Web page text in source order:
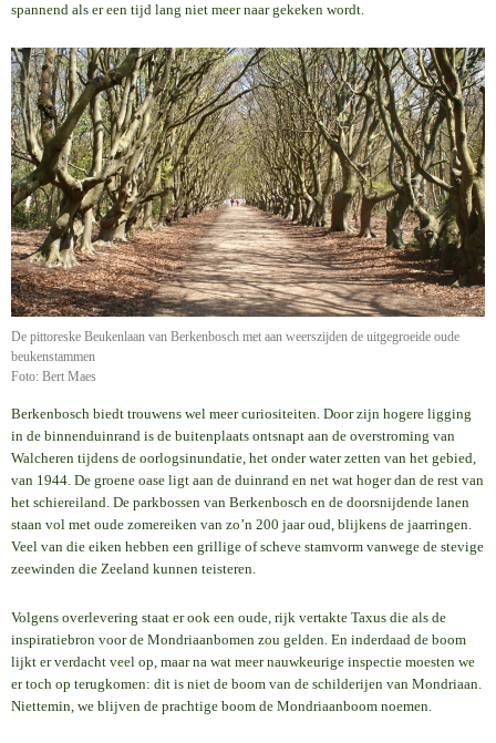
spannend als er een tijd lang niet meer naar gekeken wordt.
De pittoreske Beukenlaan van Berkenbosch met aan weerszijden de uitgegroeide oude
beukenstammen
Foto: Bert Maes
Berkenbosch biedt trouwens wel meer curiositeiten. Door zijn hogere ligging
in de binnenduinrand is de buitenplaats ontsnapt aan de overstroming van
Walcheren tijdens de oorlogsinundatie, het onder water zetten van het gebied,
van 1944. De groene oase ligt aan de duinrand en net wat hoger dan de rest van
het schiereiland. De parkbossen van Berkenbosch en de doorsnijdende lanen
staan vol met oude zomereiken van zo’n 200 jaar oud, blijkens de jaarringen.
Veel van die eiken hebben een grillige of scheve stamvorm vanwege de stevige
zeewinden die Zeeland kunnen teisteren.
Volgens overlevering staat er ook een oude, rijk vertakte Taxus die als de
inspiratiebron voor de Mondriaanbomen zou gelden. En inderdaad de boom
lijkt er verdacht veel op, maar na wat meer nauwkeurige inspectie moesten we
er toch op terugkomen: dit is niet de boom van de schilderijen van Mondriaan.
Niettemin, we blijven de prachtige boom de Mondriaanboom noemen.